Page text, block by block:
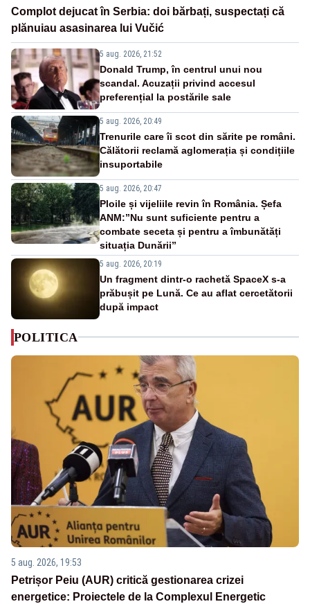
Complot dejucat în Serbia: doi bărbați, suspectați că
plănuiau asasinarea lui Vučić
5 aug. 2026, 21:52
Donald Trump, în centrul unui nou
scandal. Acuzații privind accesul
preferențial la postările sale
5 aug. 2026, 20:49
Trenurile care îi scot din sărite pe români.
Călătorii reclamă aglomerația și condițiile
insuportabile
5 aug. 2026, 20:47
Ploile și vijeliile revin în România. Șefa
ANM:”Nu sunt suficiente pentru a
combate seceta și pentru a îmbunătăți
situația Dunării”
5 aug. 2026, 20:19
Un fragment dintr-o rachetă SpaceX s-a
prăbușit pe Lună. Ce au aflat cercetătorii
după impact
POLITICA
5 aug. 2026, 19:53
Petrișor Peiu (AUR) critică gestionarea crizei
energetice: Proiectele de la Complexul Energetic